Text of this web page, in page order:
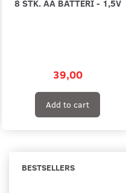
8 STK. AA BATTERI - 1,5V
39,00
Add to cart
BESTSELLERS